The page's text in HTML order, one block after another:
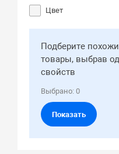
Цвет
Подберите
товары, выбрав
свойств
Выбрано:0
Показать